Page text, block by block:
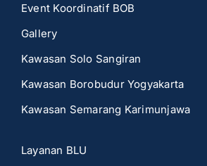
Event Koordinatif BOB
Gallery
Kawasan Solo Sangiran
Kawasan Borobudur Yogyakarta
Kawasan Semarang Karimunjawa
Layanan BLU